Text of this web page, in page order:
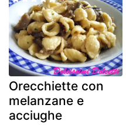
Orecchiette con
melanzane e
acciughe